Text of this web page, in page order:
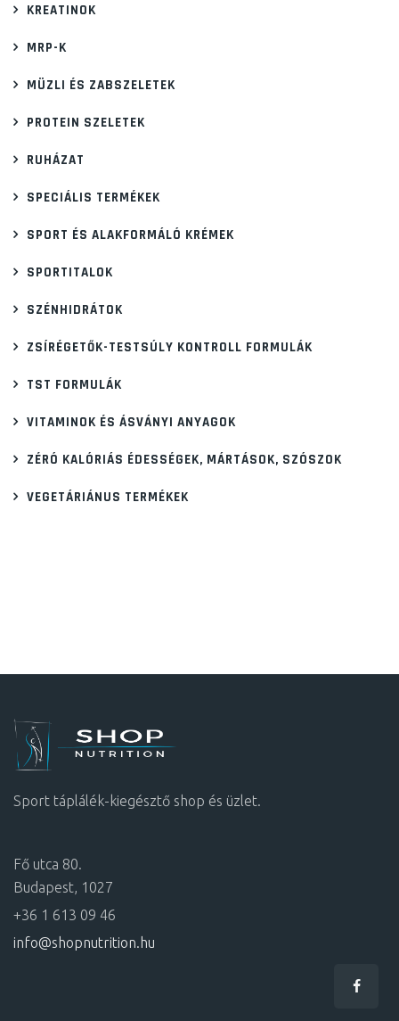
KREATINOK
MRP-K
MÜZLI ÉS ZABSZELETEK
PROTEIN SZELETEK
RUHÁZAT
SPECIÁLIS TERMÉKEK
SPORT ÉS ALAKFORMÁLÓ KRÉMEK
SPORTITALOK
SZÉNHIDRÁTOK
ZSÍRÉGETŐK-TESTSÚLY KONTROLL FORMULÁK
TST FORMULÁK
VITAMINOK ÉS ÁSVÁNYI ANYAGOK
ZÉRÓ KALÓRIÁS ÉDESSÉGEK, MÁRTÁSOK, SZÓSZOK
VEGETÁRIÁNUS TERMÉKEK
Sport táplálék-kiegésztő shop és üzlet.
Fő utca 80.
Budapest, 1027
+36 1 613 09 46
info@shopnutrition.hu